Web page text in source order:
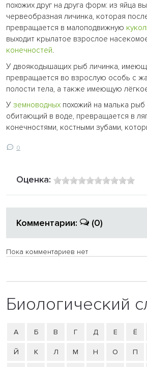
похожих друг на друга форм: из яйца
червеобразная личинка, которая
превращается в малоподвижную
выходит крылатое взрослое
конечностей.
У двоякодышащих рыб личинка,
превращается во взрослую особь с
полости тела, а также имеющую
У земноводных похожий на малька рыб
обитающий в воде, превращается в
конечностями, костными зубами,
0
Оценка:
Комментарии: (0)
Пока комментариев нет
Биологический
А Б В Г Д Е Ё
Й К Л М Н О П